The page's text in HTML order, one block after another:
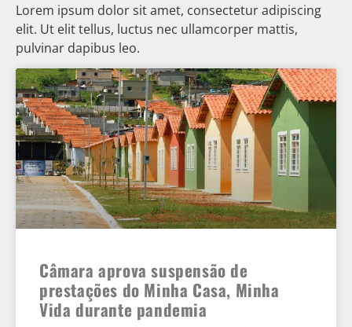
Lorem ipsum dolor sit amet, consectetur adipiscing
elit. Ut elit tellus, luctus nec ullamcorper mattis,
pulvinar dapibus leo.
Câmara aprova suspensão de
prestações do Minha Casa, Minha
Vida durante pandemia